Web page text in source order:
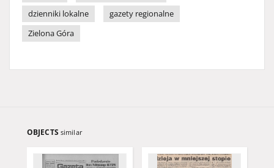
dzienniki lokalne
gazety regionalne
Zielona Góra
OBJECTS similar